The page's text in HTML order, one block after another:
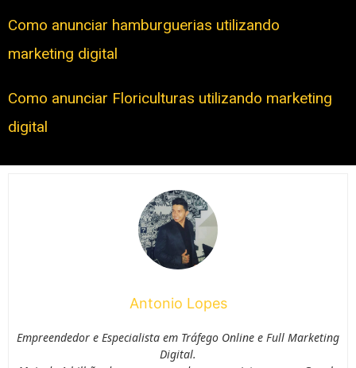
Como anunciar hamburguerias utilizando
marketing digital
Como anunciar Floriculturas utilizando marketing
digital
Antonio Lopes
Empreendedor e Especialista em Tráfego Online e Full Marketing
Digital.